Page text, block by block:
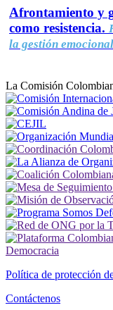
Afrontamiento y
como resistencia.
la gestión
La Comisión
Política de protección
Contáctenos